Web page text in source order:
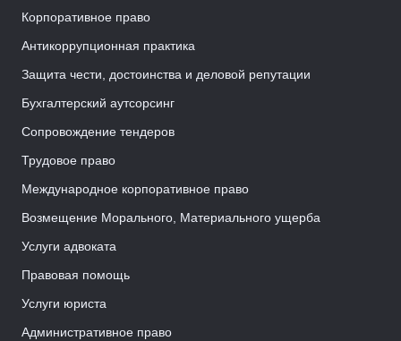
Корпоративное право
Антикоррупционная практика
Защита чести, достоинства и деловой репутации
Бухгалтерский аутсорсинг
Сопровождение тендеров
Трудовое право
Международное корпоративное право
Возмещение Морального, Материального ущерба
Услуги адвоката
Правовая помощь
Услуги юриста
Административное право